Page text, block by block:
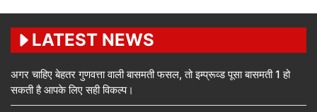
LATEST NEWS
अगर चाहिए बेहतर गुणवत्ता वाली बासमती फसल, तो इम्प्रूव्ड पूसा बासमती 1 हो
सकती है आपके लिए सही विकल्प।